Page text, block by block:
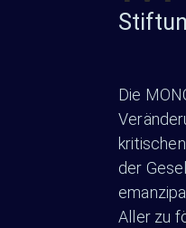
Die
der
Aller zu